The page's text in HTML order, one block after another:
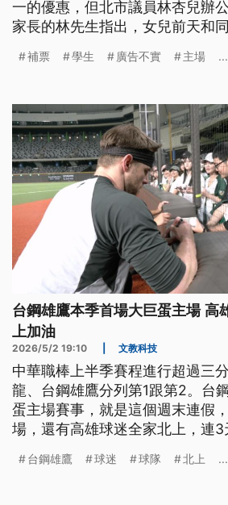
一的優惠，但北市議員林杏兒辦
家長的林先生指出，女兒前天和
得補票，質疑球團廣告不實，工
補票 學生 廣告不實 主場 ...
台鋼雄鷹本季首場大巨蛋主場 高
上加油
2026/5/2 19:10 文教科技
中華職棒上半季賽程進行超過三
龍、台鋼雄鷹分列第1跟第2。台
蛋主場賽事，就是這個週末連假
場，還有高雄球迷全家北上，連3
台鋼雄鷹 球迷 球隊 北上 ...